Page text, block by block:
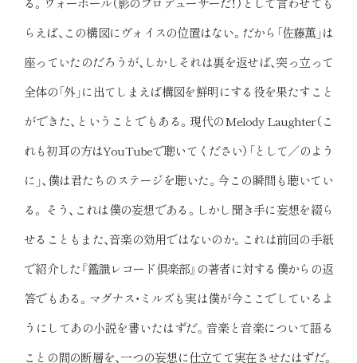
らえば、この構図にヴォイスの位置はない。だから「佐藤薫」は
座っていたのだろうが、しかしそれは裏を返せば、突っ立って
全体の「外」に出てしまえば構図を鮮明にする役を果たすこと
ができた、ということでもある。現代のMelody Laughter（こ
れも初耳の方はYouTubeで聴いてください）「として／のよう
に」、僕は君たちのステージを聴いた。今この瞬間も聴いてい
る。 そう、これは僕の妄想である。しかし聞き手に妄想を綴ら
せることもまた、音楽の効用ではないのか。これは前回の手紙
で紹介した『鑑識レコード倶楽部』の著者に対する僕からの返
答でもある。マグナス・ミルズも実は僕が今ここでしているよ
うにしてあの小説を書いたはずだ。音楽と音楽について語る
ことの間の断層を、一つの妄想に仕立てて実在させたはずだ。